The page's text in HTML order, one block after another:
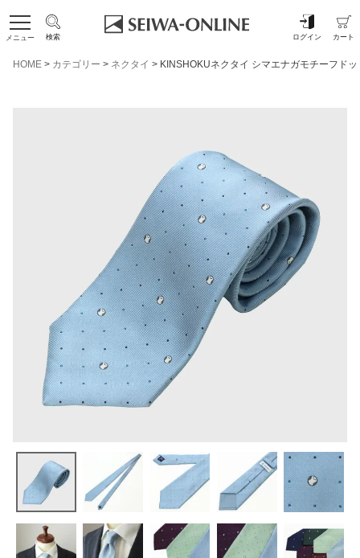
メニュー 検索 ログイン カート
HOME カテゴリー ネクタイ KINSHOKUネクタイ シマエナガモチーフド